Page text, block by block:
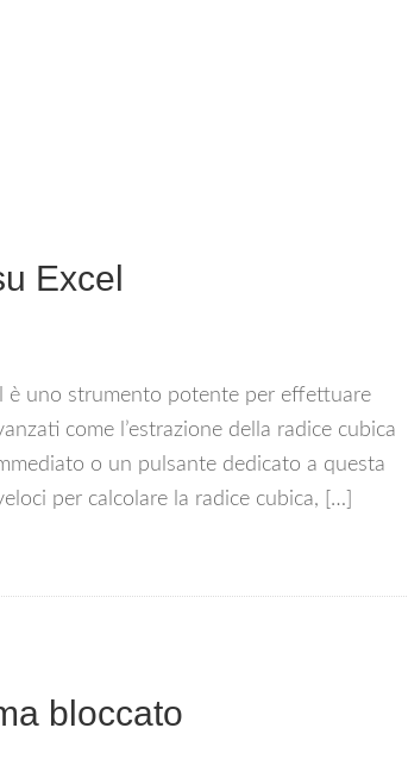
Excel
è uno strumento potente per effettuare
come l’estrazione della radice cubica
o un pulsante dedicato a questa
per calcolare la radice cubica, […]
bloccato